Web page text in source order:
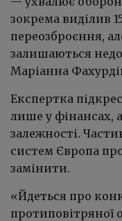
зокрема виділив
переозброєння,
залишаються
Маріанна
Експертка
лише у фінансах,
залежності.
систем Європа
замінити.
«Йдеться про